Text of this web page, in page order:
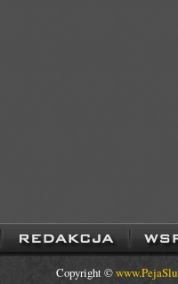
Copyright ©